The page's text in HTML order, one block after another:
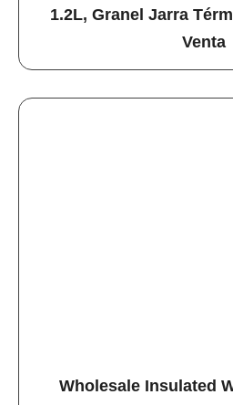
1.2L, Granel Jarra
Venta
Wholesale Insulated